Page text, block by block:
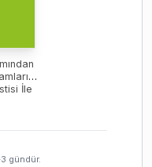
İle
gündür.